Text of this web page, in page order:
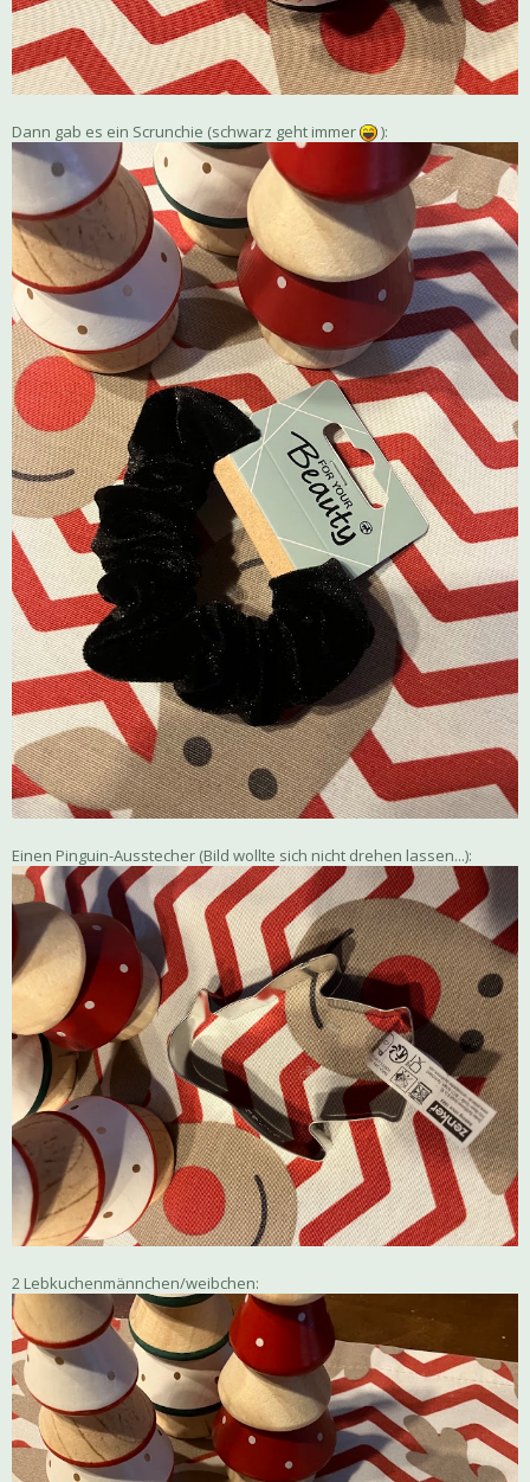
Dann gab es ein Scrunchie (schwarz geht immer ):
Einen Pinguin-Ausstecher (Bild wollte sich nicht drehen lassen...):
2 Lebkuchenmännchen/weibchen: